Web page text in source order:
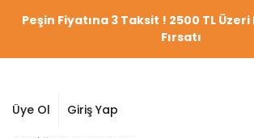
Peşin Fiyatına 3 Taksit ! 2500 TL
Fırsatı
Üye Ol Giriş Yap